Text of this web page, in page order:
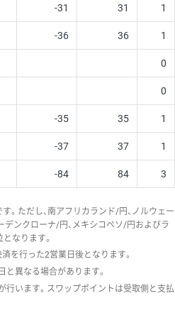
-31 31 1
-36 36 1
0
0
-35 35 1
-37 37 1
-84 84 3
。ただし、南アフリカランド/円、ノルウェー
デンクローナ/円、メキシコペソ/円およびラ
なります。
を行った2営業日後となります。
異なる場合があります。
行います。スワップポイントは受取側と支払